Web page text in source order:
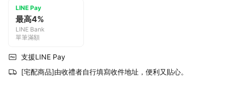
LINE Pay
最高4%
LINE Bank
單筆滿額
支援LINE Pay
[宅配商品]由收禮者自行填寫收件地址，便利又貼心。